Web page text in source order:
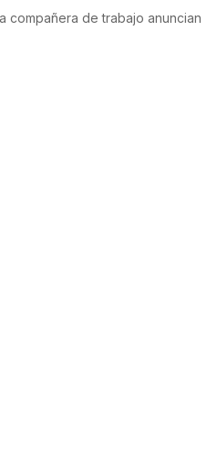
compañera de trabajo anuncian